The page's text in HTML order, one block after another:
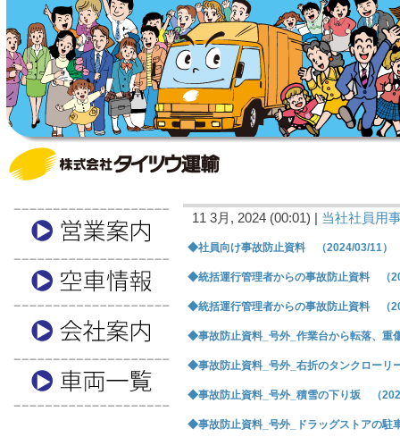
11 3月, 2024 (00:01) | 当社社員用
◆社員向け事故防止資料 （2024/03/11）
◆統括運行管理者からの事故防止資料 （
◆統括運行管理者からの事故防止資料 （
◆事故防止資料_号外_作業台から転落、
◆事故防止資料_号外_右折のタンクロー
◆事故防止資料_号外_積雪の下り坂 （
◆事故防止資料_号外_ドラッグストアの駐